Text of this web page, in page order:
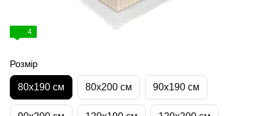
4
Розмір
80х190 см 80х200 см 90х190 см